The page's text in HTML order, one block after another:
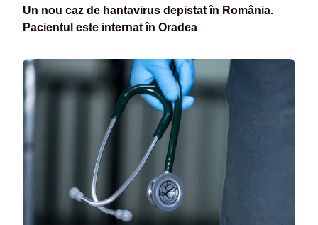
Un nou caz de hantavirus depistat în România.
Pacientul este internat în Oradea